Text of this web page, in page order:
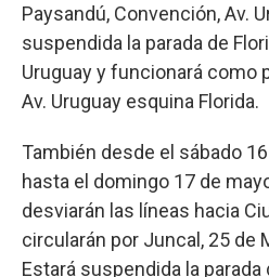
Paysandú, Convención, Av.
suspendida la parada de
Uruguay y funcionará como
Av. Uruguay esquina Florida.
También desde el sábado
hasta el domingo 17 de
desviarán las líneas hacia
circularán por Juncal, 25 de
Estará suspendida la